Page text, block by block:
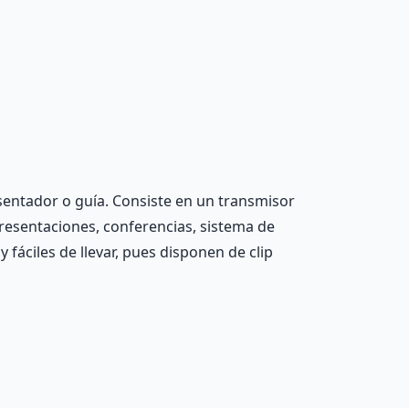
o guía. Consiste en un transmisor
conferencias, sistema de
de llevar, pues disponen de clip